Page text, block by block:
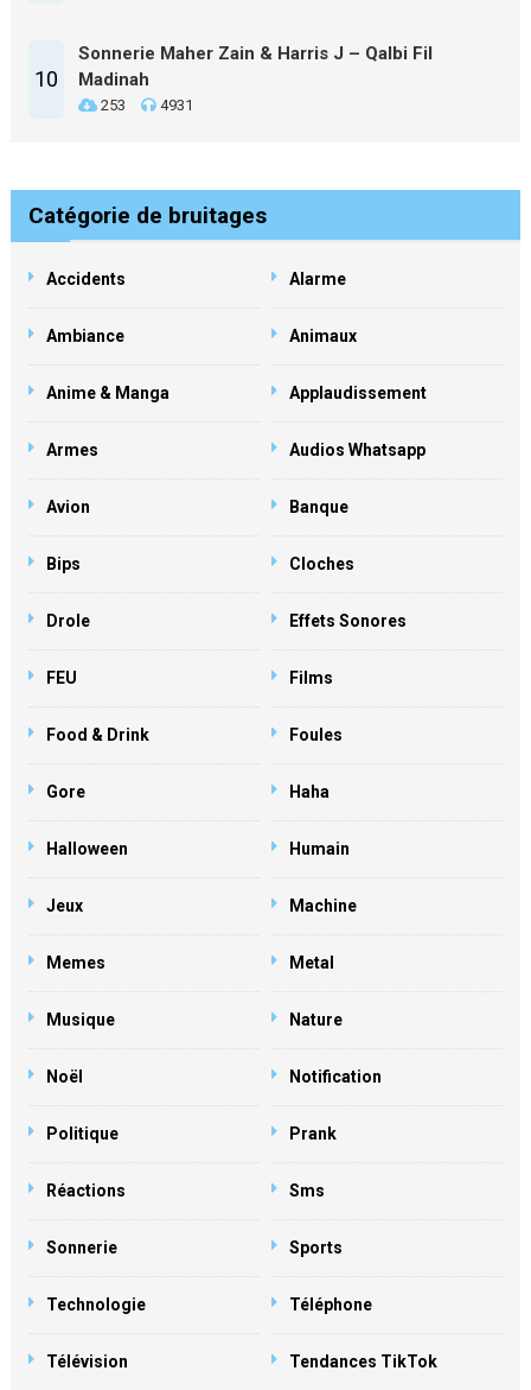
10
Sonnerie Maher Zain & Harris J – Qalbi Fil
Madinah
253 4931
Catégorie de bruitages
Accidents Alarme
Ambiance Animaux
Anime & Manga Applaudissement
Armes Audios Whatsapp
Avion Banque
Bips Cloches
Drole Effets Sonores
FEU Films
Food & Drink Foules
Gore Haha
Halloween Humain
Jeux Machine
Memes Metal
Musique Nature
Noël Notification
Politique Prank
Réactions Sms
Sonnerie Sports
Technologie Téléphone
Télévision Tendances TikTok